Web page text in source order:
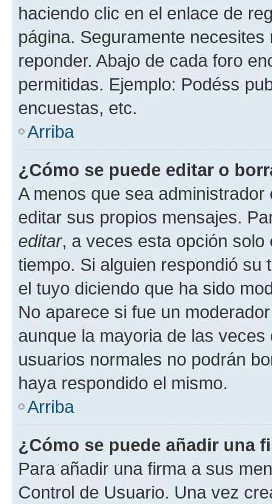
haciendo clic en el enlace de
página. Seguramente
reponder. Abajo de cada foro
permitidas. Ejemplo: Podéss
encuestas, etc.
Arriba
¿Cómo se puede editar o
A menos que sea
editar sus propios mensajes.
editar, a veces esta opción
tiempo. Si alguien respondió
el tuyo diciendo que ha sido
No aparece si fue un
aunque la mayoria de las
usuarios normales no podrán
haya respondido el mismo.
Arriba
¿Cómo se puede añadir una
Para añadir una firma a sus
Control de Usuario. Una vez